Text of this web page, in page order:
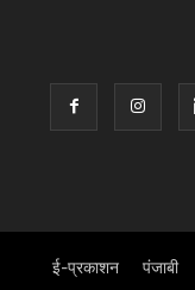
ई-प्रकाशन पंजाबी